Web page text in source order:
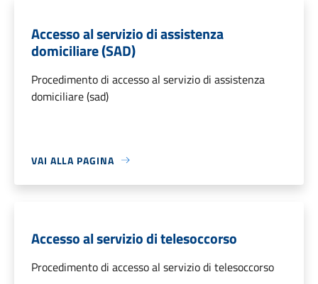
Accesso al servizio di assistenza
domiciliare (SAD)
Procedimento di accesso al servizio di assistenza
domiciliare (sad)
VAI ALLA PAGINA
Accesso al servizio di telesoccorso
Procedimento di accesso al servizio di telesoccorso